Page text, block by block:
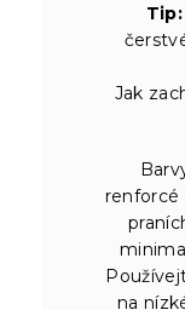
Tip:
Jak
renforcé
na